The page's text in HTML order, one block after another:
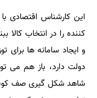
این کارشناس اقتصادی
کننده را در انتخاب کالا
و ایجاد سامانه ها برای
دولت دارد، باز هم می
شاهد شکل گیری صف